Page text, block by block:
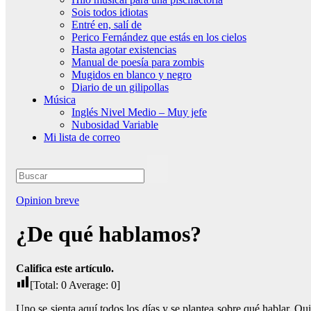
Sois todos idiotas
Entré en, salí de
Perico Fernández que estás en los cielos
Hasta agotar existencias
Manual de poesía para zombis
Mugidos en blanco y negro
Diario de un gilipollas
Música
Inglés Nivel Medio – Muy jefe
Nubosidad Variable
Mi lista de correo
Opinion breve
¿De qué hablamos?
Califica este artículo.
[Total: 0 Average: 0]
Uno se sienta aquí todos los días y se plantea sobre qué hablar.